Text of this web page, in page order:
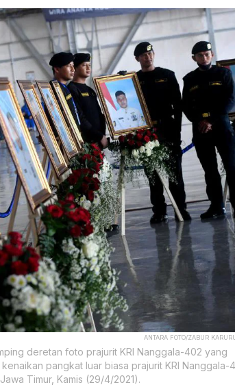
ANTARA FOTO/ZABUR
deretan foto prajurit KRI Nanggala-402 yang
pangkat luar biasa prajurit KRI Nanggala-
Timur, Kamis (29/4/2021).